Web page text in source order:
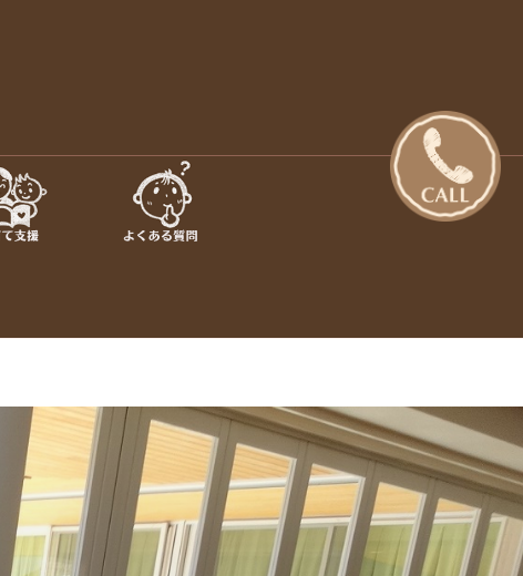
の出町・あきる野市【さくらぎ
保育園】
施設のご案内 · 保育目標 特長・特色 · 入園のご案内 · 未就園
事 · さくらぎ保育園だより · さくらぎ保育園 。子ども達はも
認め合う喜びを感じながら、 人と人が繋がって生きていく大切
さを伝えていきたいと思っています。